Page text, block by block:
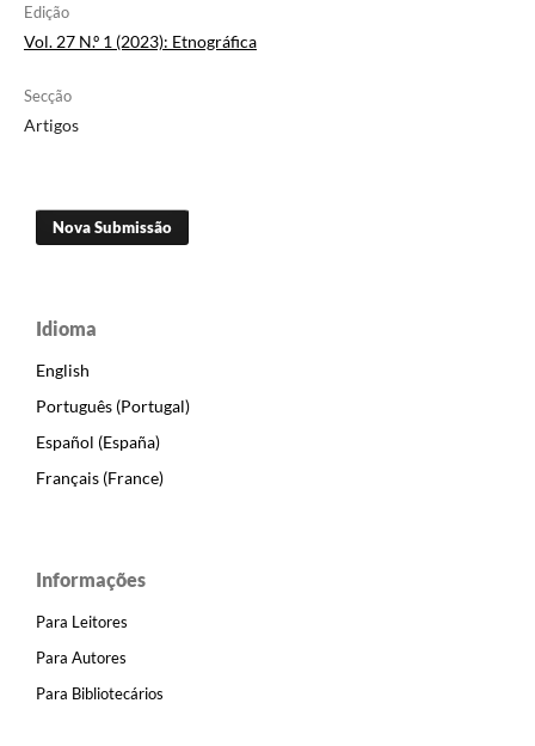
Edição
Vol. 27 N.º 1 (2023): Etnográfica
Secção
Artigos
Nova Submissão
Idioma
English
Português (Portugal)
Español (España)
Français (France)
Informações
Para Leitores
Para Autores
Para Bibliotecários